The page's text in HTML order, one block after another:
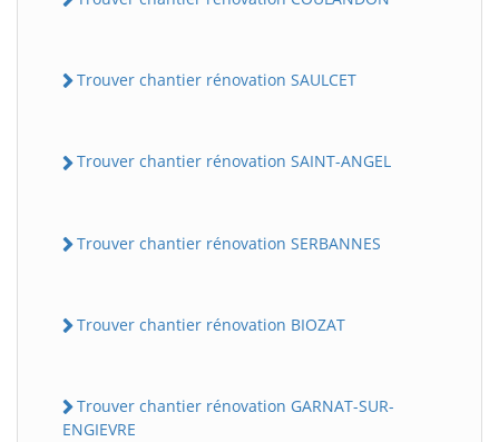
Trouver chantier rénovation SAULCET
Trouver chantier rénovation SAINT-ANGEL
Trouver chantier rénovation SERBANNES
Trouver chantier rénovation BIOZAT
Trouver chantier rénovation GARNAT-SUR-
ENGIEVRE